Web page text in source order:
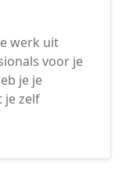
werk uit
voor je
je je
je zelf